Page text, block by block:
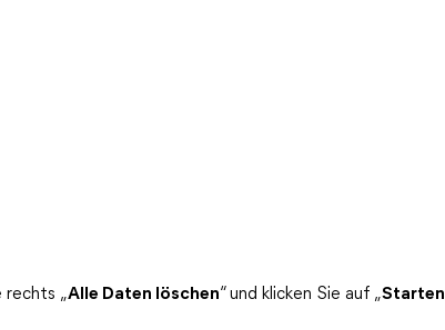
rechts „Alle Daten löschen“ und klicken Sie auf „Starten